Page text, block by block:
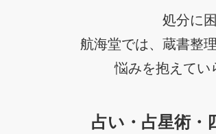
処分に
航海堂では、蔵書整
悩みを抱えてい
占い・占星術